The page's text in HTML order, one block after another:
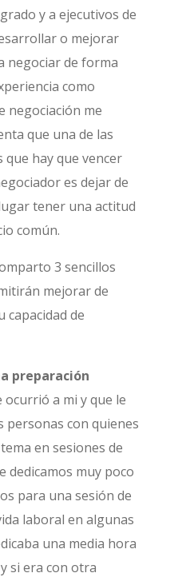
y a ejecutivos de
o mejorar
negociar de forma
como
negociación me
que una de las
hay que vencer
es dejar de
tener una actitud
común.
3 sencillos
mejorar de
capacidad de
preparación
ocurrió a mi y que le
personas con quienes
en sesiones de
dedicamos muy poco
para una sesión de
laboral en algunas
una media hora
si era con otra